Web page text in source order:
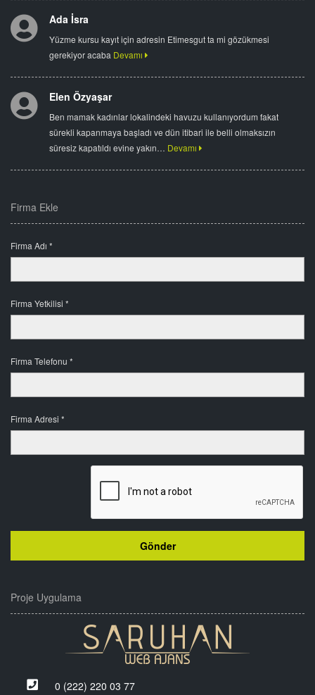
Ada İsra
Yüzme kursu kayıt için adresin Etimesgut ta mi gözükmesi
gerekiyor acaba Devamı
Elen Özyaşar
Ben mamak kadınlar lokalindeki havuzu kullanıyordum fakat
sürekli kapanmaya başladı ve dün itibari ile belli olmaksızın
süresiz kapatıldı evine yakın… Devamı
Firma Ekle
Firma Adı *
Firma Yetkilisi *
Firma Telefonu *
Firma Adresi *
Proje Uygulama
0 (222) 220 03 77